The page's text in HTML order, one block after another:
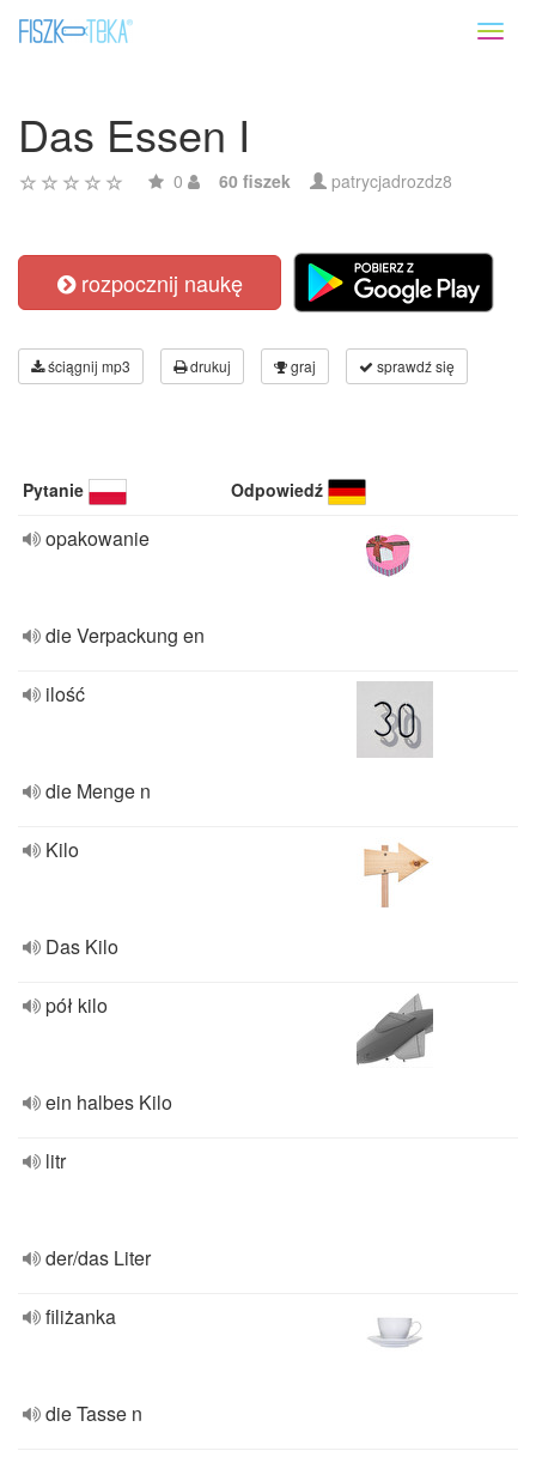
Das Essen I
0 60 fiszek patrycjadrozdz8
rozpocznij naukę
ściągnij mp3 drukuj graj sprawdź się
Pytanie Odpowiedź
opakowanie
die Verpackung en
ilość
die Menge n
Kilo
Das Kilo
pół kilo
ein halbes Kilo
litr
der/das Liter
filiżanka
die Tasse n